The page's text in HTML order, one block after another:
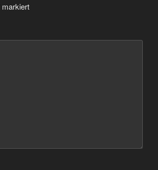
markiert